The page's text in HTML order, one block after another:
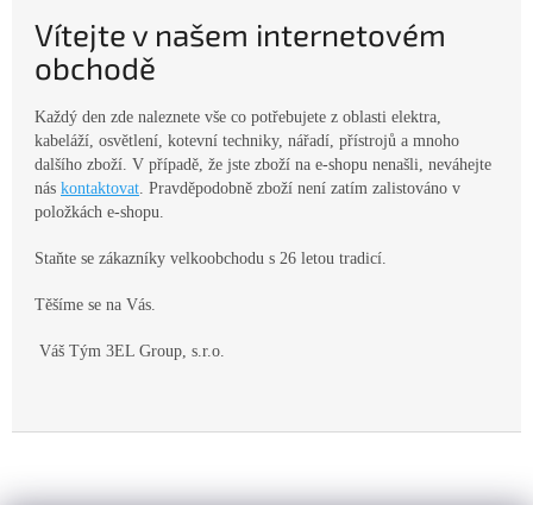
Vítejte v našem internetovém
obchodě
Každý den zde naleznete vše co potřebujete z oblasti elektra,
kabeláží, osvětlení, kotevní techniky, nářadí, přístrojů a mnoho
dalšího zboží. V případě, že jste zboží na e-shopu nenašli, neváhejte
nás kontaktovat . Pravděpodobně zboží není zatím zalistováno v
položkách e-shopu.
Staňte se zákazníky velkoobchodu s 26 letou tradicí.
Těšíme se na Vás.
Váš Tým 3EL Group, s.r.o.